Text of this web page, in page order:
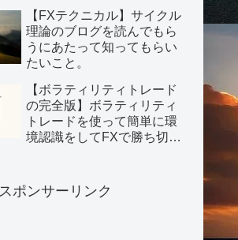
【FXテクニカル】サイクル
理論のブログを読んでもら
うにあたって知ってもらい
たいこと。
【ボラティリティトレード
の完全版】ボラティリティ
トレードを使って簡単に環
境認識をしてFXで勝ち切る
スポンサーリンク